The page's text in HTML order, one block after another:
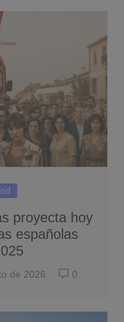
proyecta hoy
españolas
de 2026 0